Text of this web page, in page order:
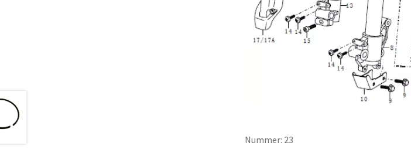
Nummer: 23